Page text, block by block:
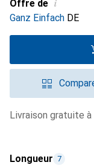
Offre de i
Ganz Einfach DE
Livraison gratuite
Longueur 7